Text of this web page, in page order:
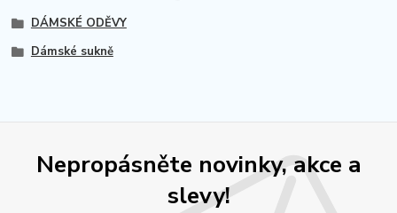
DÁMSKÉ ODĚVY
Dámské sukně
Nepropásněte novinky, akce a
slevy!